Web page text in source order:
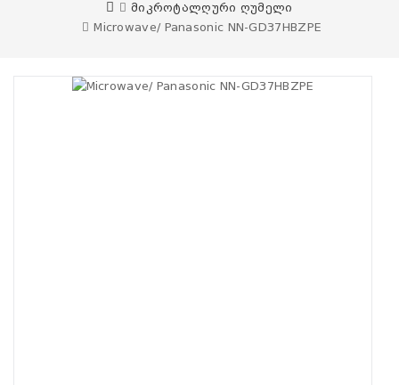
მიკროტალღური ღუმელი
Microwave/ Panasonic NN-GD37HBZPE